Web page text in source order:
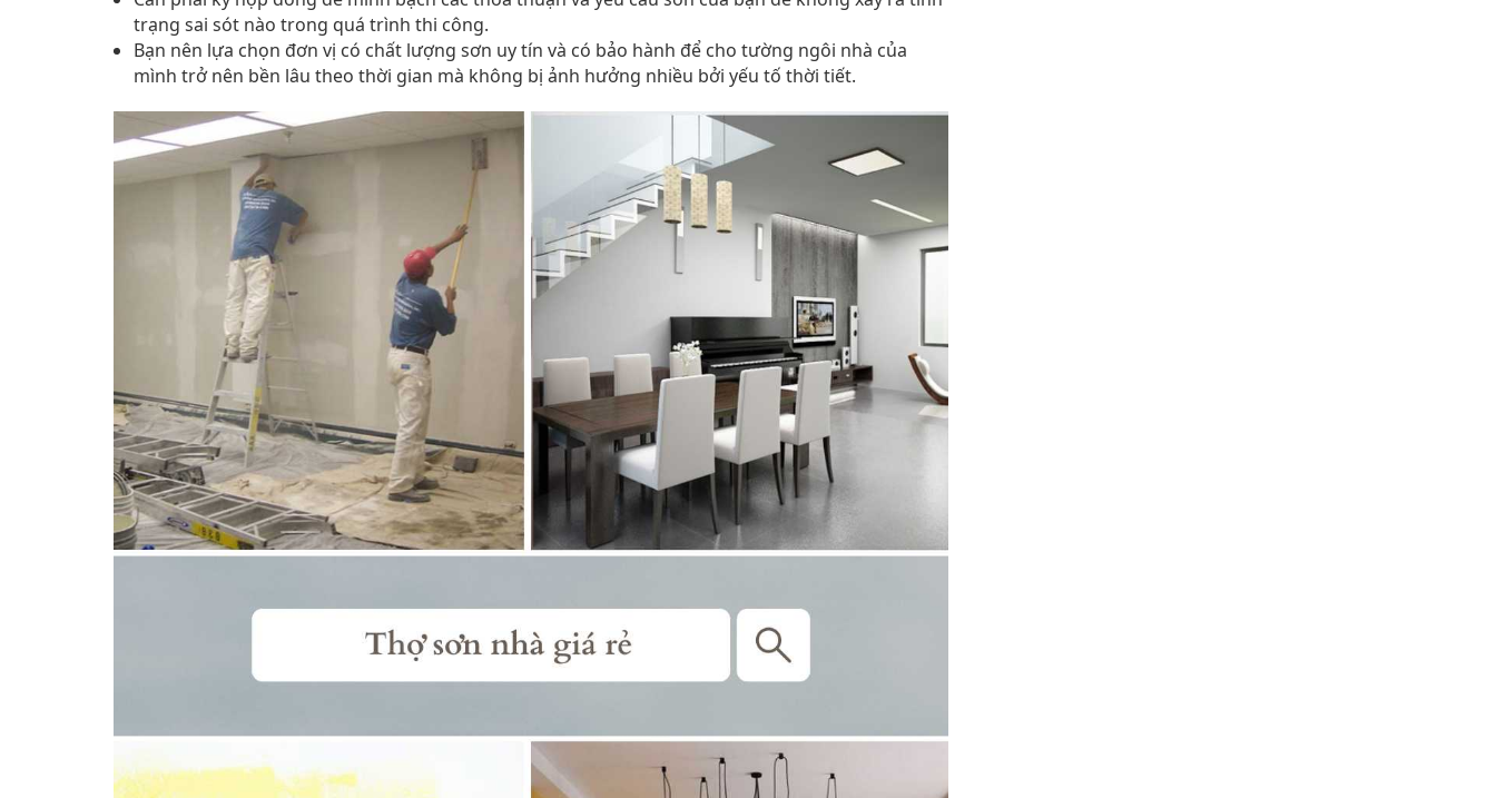
trạng sai sót nào trong quá trình thi công.
Bạn nên lựa chọn đơn vị có chất lượng sơn uy tín và có bảo hành để cho tường ngôi nhà của
mình trở nên bền lâu theo thời gian mà không bị ảnh hưởng nhiều bởi yếu tố thời tiết.